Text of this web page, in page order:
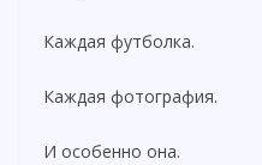
Каждая футболка.
Каждая фотография.
И особенно она.